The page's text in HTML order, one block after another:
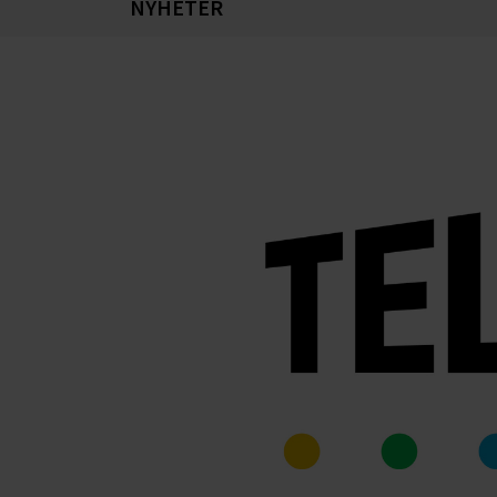
NYHETER